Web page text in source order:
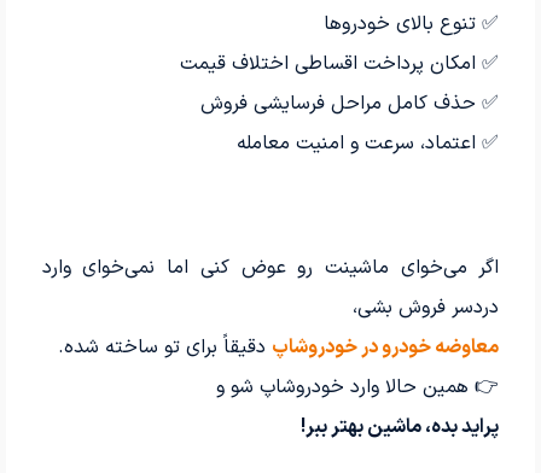
✅ تنوع بالای خودروها
✅ امکان پرداخت اقساطی اختلاف قیمت
✅ حذف کامل مراحل فرسایشی فروش
✅ اعتماد، سرعت و امنیت معامله
اگر می‌خوای ماشینت رو عوض کنی اما نمی‌خوای وارد
دردسر فروش بشی،
معاوضه خودرو در خودروشاپ دقیقاً برای تو ساخته شده.
👉 همین حالا وارد خودروشاپ شو و
پراید بده، ماشین بهتر ببر!